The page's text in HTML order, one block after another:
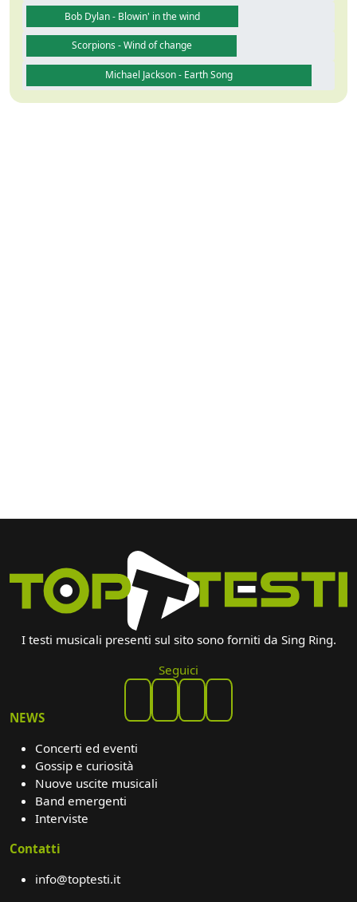
Bob Dylan - Blowin' in the wind
Scorpions - Wind of change
Michael Jackson - Earth Song
I testi musicali presenti sul sito sono forniti da Sing Ring.
Seguici
NEWS
Concerti ed eventi
Gossip e curiosità
Nuove uscite musicali
Band emergenti
Interviste
Contatti
info@toptesti.it